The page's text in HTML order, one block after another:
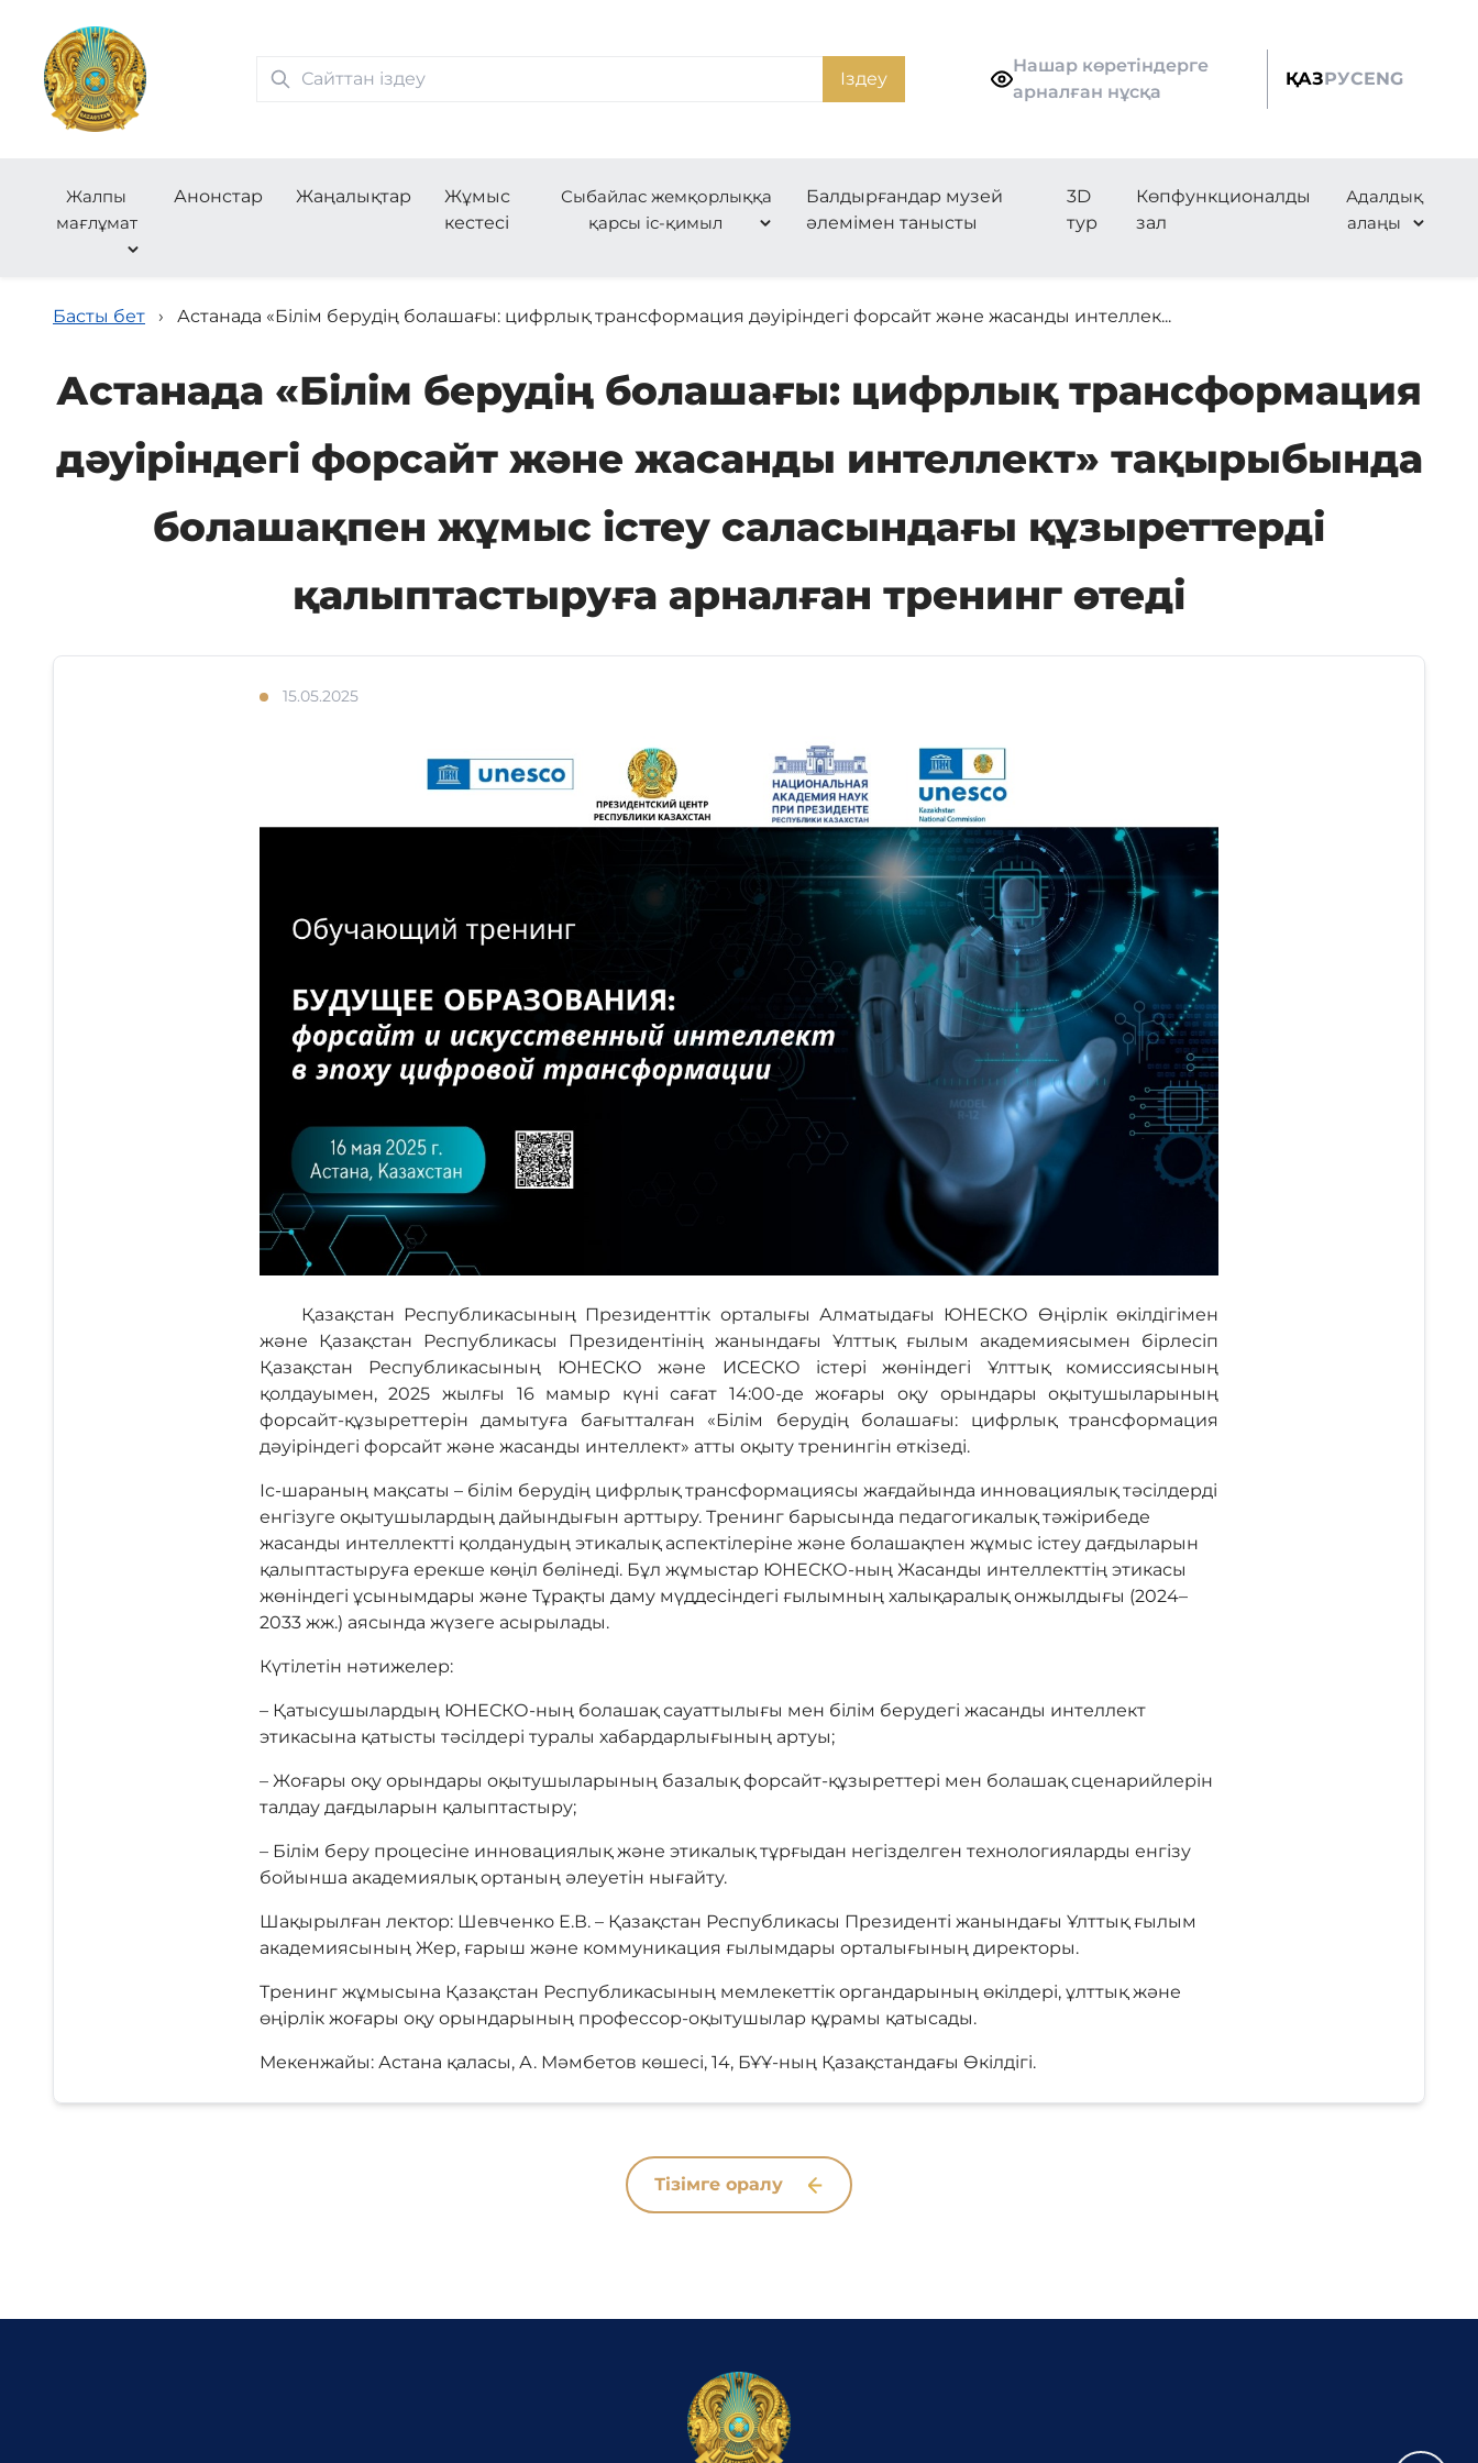
Іздеу
Нашар көретіндерге
арналған нұсқа
ҚАЗРУСENG
Жалпы
мағлұмат
Анонстар Жаңалықтар
Жұмыс
кестесі
Сыбайлас жемқорлыққа
қарсы іс-қимыл
Балдырғандар музей
әлемімен танысты
3D
тур
Көпфункционалды
зал
Адалдық
алаңы
Басты бет › Астанада «Білім берудің болашағы: цифрлық трансформация дәуіріндегі форсайт және жасанды интеллек...
Астанада «Білім берудің болашағы: цифрлық трансформация
дәуіріндегі форсайт және жасанды интеллект» тақырыбында
болашақпен жұмыс істеу саласындағы құзыреттерді
қалыптастыруға арналған тренинг өтеді
15.05.2025
Қазақстан Республикасының Президенттік орталығы Алматыдағы ЮНЕСКО Өңірлік өкілдігімен
және Қазақстан Республикасы Президентінің жанындағы Ұлттық ғылым академиясымен бірлесіп
Қазақстан Республикасының ЮНЕСКО және ИСЕСКО істері жөніндегі Ұлттық комиссиясының
қолдауымен, 2025 жылғы 16 мамыр күні сағат 14:00-де жоғары оқу орындары оқытушыларының
форсайт-құзыреттерін дамытуға бағытталған «Білім берудің болашағы: цифрлық трансформация
дәуіріндегі форсайт және жасанды интеллект» атты оқыту тренингін өткізеді.
Іс-шараның мақсаты – білім берудің цифрлық трансформациясы жағдайында инновациялық тәсілдерді
енгізуге оқытушылардың дайындығын арттыру. Тренинг барысында педагогикалық тәжірибеде
жасанды интеллектті қолданудың этикалық аспектілеріне және болашақпен жұмыс істеу дағдыларын
қалыптастыруға ерекше көңіл бөлінеді. Бұл жұмыстар ЮНЕСКО-ның Жасанды интеллекттің этикасы
жөніндегі ұсынымдары және Тұрақты даму мүддесіндегі ғылымның халықаралық онжылдығы (2024–
2033 жж.) аясында жүзеге асырылады.
Күтілетін нәтижелер:
– Қатысушылардың ЮНЕСКО-ның болашақ сауаттылығы мен білім берудегі жасанды интеллект
этикасына қатысты тәсілдері туралы хабардарлығының артуы;
– Жоғары оқу орындары оқытушыларының базалық форсайт-құзыреттері мен болашақ сценарийлерін
талдау дағдыларын қалыптастыру;
– Білім беру процесіне инновациялық және этикалық тұрғыдан негізделген технологияларды енгізу
бойынша академиялық ортаның әлеуетін нығайту.
Шақырылған лектор: Шевченко Е.В. – Қазақстан Республикасы Президенті жанындағы Ұлттық ғылым
академиясының Жер, ғарыш және коммуникация ғылымдары орталығының директоры.
Тренинг жұмысына Қазақстан Республикасының мемлекеттік органдарының өкілдері, ұлттық және
өңірлік жоғары оқу орындарының профессор-оқытушылар құрамы қатысады.
Мекенжайы: Астана қаласы, А. Мәмбетов көшесі, 14, БҰҰ-ның Қазақстандағы Өкілдігі.
Тізімге оралу